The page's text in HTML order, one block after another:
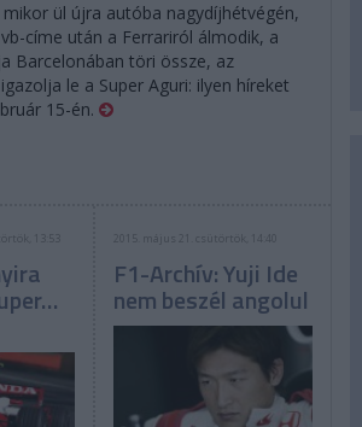
mikor ül újra autóba nagydíjhétvégén,
címe után a Ferrariról álmodik, a
Barcelonában töri össze, az
le a Super Aguri: ilyen híreket
15-én.
13:53 2015. május 21. csütörtök, 14:40
F1-Archív: Yuji Ide
nem beszél angolul